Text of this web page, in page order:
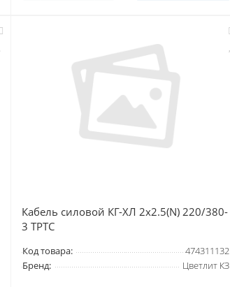
Кабель силовой КГ-ХЛ 2х2.5(N) 220/380-
3 ТРТС
Код товара:
474311132
Бренд:
Цветлит КЗ